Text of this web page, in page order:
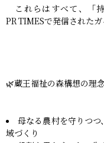
これらはすべて、「
PR TIMESで発信された
🌿蔵王福祉の森構想の理
母なる農村を守りつ
域づくり